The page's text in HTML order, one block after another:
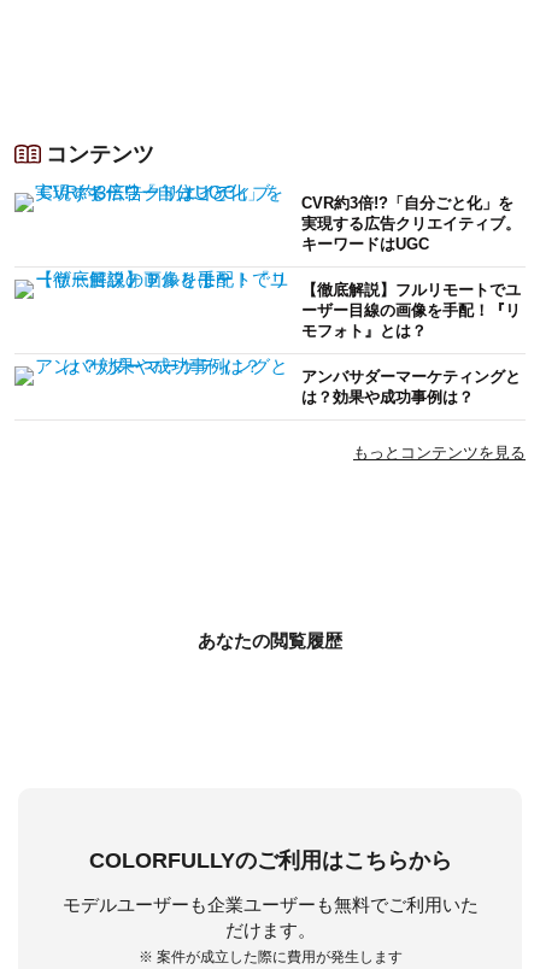
コンテンツ
CVR約3倍!?「自分ごと化」を
実現する広告クリエイティブ。
キーワードはUGC
【徹底解説】フルリモートでユ
ーザー目線の画像を手配！『リ
モフォト』とは？
アンバサダーマーケティングと
は？効果や成功事例は？
もっとコンテンツを見る
あなたの閲覧履歴
COLORFULLYのご利用はこちらから
モデルユーザーも企業ユーザーも無料でご利用いた
だけます。
※ 案件が成立した際に費用が発生します